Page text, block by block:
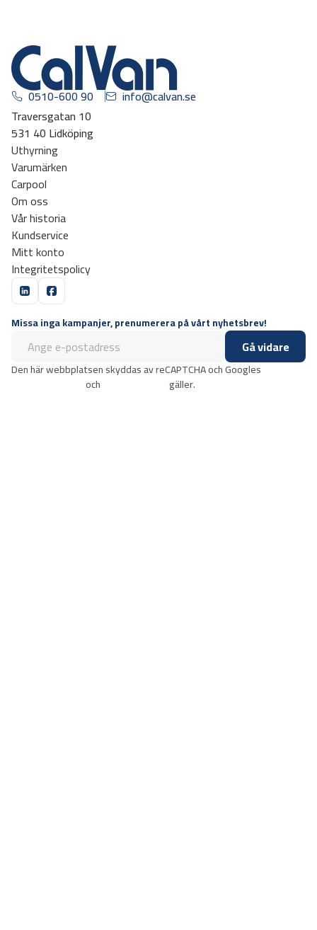
0510-600 90
info@calvan.se
Traversgatan 10
531 40 Lidköping
Uthyrning
Varumärken
Carpool
Om oss
Vår historia
Kundservice
Mitt konto
Integritetspolicy
Missa inga kampanjer, prenumerera på vårt nyhetsbrev!
Gå vidare
Den här webbplatsen skyddas av reCAPTCHA och Googles
och gäller.